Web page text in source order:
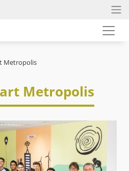
Metropolis
Metropolis